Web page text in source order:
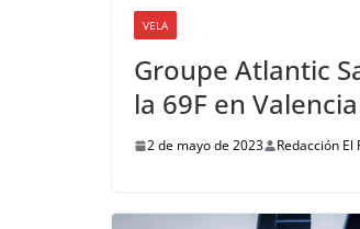
VELA
Groupe Atlantic
la 69F en
2 de mayo de 2023 Redacción